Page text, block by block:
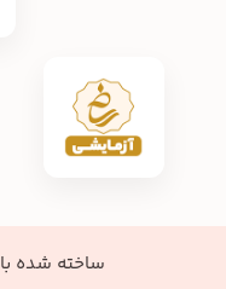
ساخته شده با